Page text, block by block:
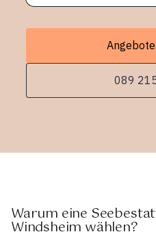
089
Warum eine
Windsheim wählen?